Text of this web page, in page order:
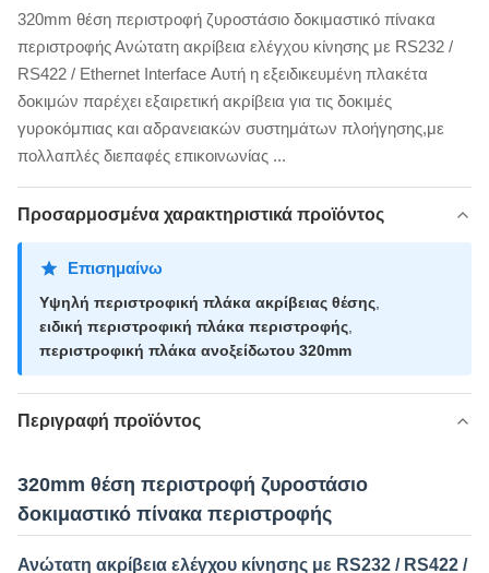
320mm θέση περιστροφή ζυροστάσιο δοκιμαστικό πίνακα
περιστροφής Ανώτατη ακρίβεια ελέγχου κίνησης με RS232 /
RS422 / Ethernet Interface Αυτή η εξειδικευμένη πλακέτα
δοκιμών παρέχει εξαιρετική ακρίβεια για τις δοκιμές
γυροκόμπιας και αδρανειακών συστημάτων πλοήγησης,με
πολλαπλές διεπαφές επικοινωνίας ...
Προσαρμοσμένα χαρακτηριστικά προϊόντος
Επισημαίνω
Υψηλή περιστροφική πλάκα ακρίβειας θέσης
ειδική περιστροφική πλάκα περιστροφής
περιστροφική πλάκα ανοξείδωτου 320mm
Περιγραφή προϊόντος
320mm θέση περιστροφή ζυροστάσιο
δοκιμαστικό πίνακα περιστροφής
Ανώτατη ακρίβεια ελέγχου κίνησης με RS232 / RS422 /